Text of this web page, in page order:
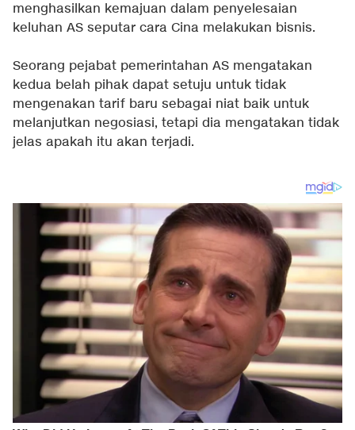
menghasilkan kemajuan dalam penyelesaian
keluhan AS seputar cara Cina melakukan bisnis.
Seorang pejabat pemerintahan AS mengatakan
kedua belah pihak dapat setuju untuk tidak
mengenakan tarif baru sebagai niat baik untuk
melanjutkan negosiasi, tetapi dia mengatakan tidak
jelas apakah itu akan terjadi.